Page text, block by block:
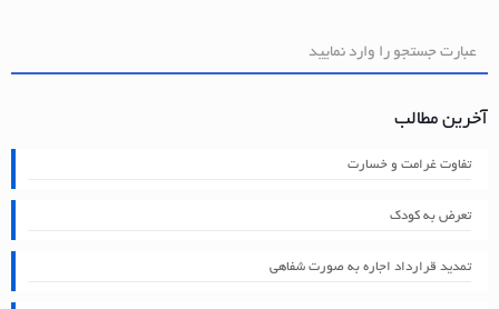
آخرین مطالب
تفاوت غرامت و خسارت
تعرض به کودک
تمدید قرارداد اجاره به صورت شفاهی